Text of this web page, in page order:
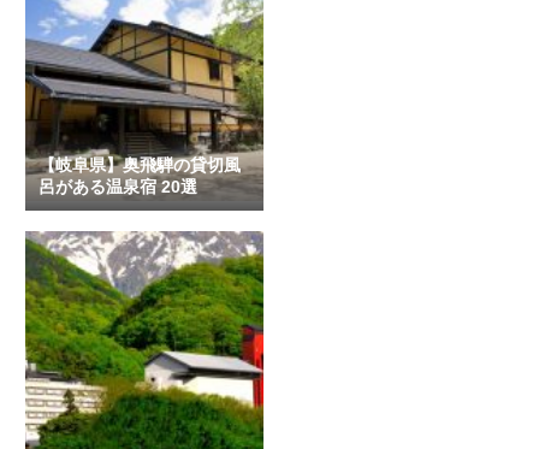
【岐阜県】奥飛騨の貸切風
呂がある温泉宿 20選